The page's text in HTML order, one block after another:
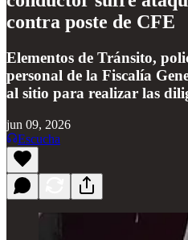
contra poste de CFE
Elementos de Tránsito,
personal de la Fiscalía
al sitio para realizar las
jun 09, 2026
Escucha